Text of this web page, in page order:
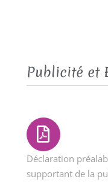
Publicité et
Déclaration
supportant de la